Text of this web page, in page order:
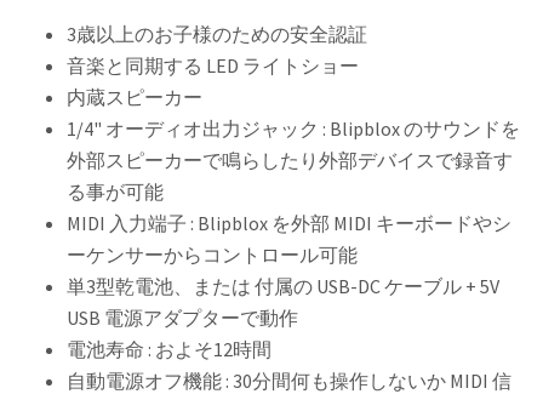
3歳以上のお子様のための安全認証
音楽と同期する LED ライトショー
内蔵スピーカー
1/4" オーディオ出力ジャック : Blipblox のサウンドを
外部スピーカーで鳴らしたり外部デバイスで録音す
る事が可能
MIDI 入力端子 : Blipblox を外部 MIDI キーボードやシ
ーケンサーからコントロール可能
単3型乾電池、または 付属の USB-DC ケーブル + 5V
USB 電源アダプターで動作
電池寿命 : およそ12時間
自動電源オフ機能 : 30分間何も操作しないか MIDI 信